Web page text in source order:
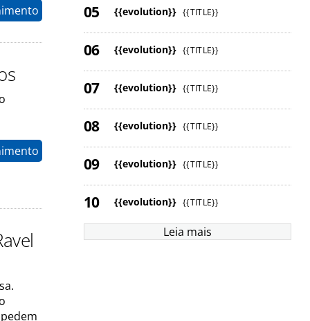
{{evolution}} {{TITLE}}
{{evolution}} {{TITLE}}
{{evolution}} {{TITLE}}
{{evolution}} {{TITLE}}
{{evolution}} {{TITLE}}
{{evolution}} {{TITLE}}
Leia mais